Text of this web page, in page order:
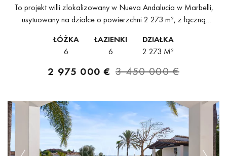
To projekt willi zlokalizowany w Nueva Andalucía w Marbelli,
usytuowany na działce o powierzchni 2 273 m², z łączną
Nieruchomość zaprojektowano...
ŁÓŻKA
6
ŁAZIENKI
6
DZIAŁKA
2 273 M²
2 975 000 € 3 450 000 €